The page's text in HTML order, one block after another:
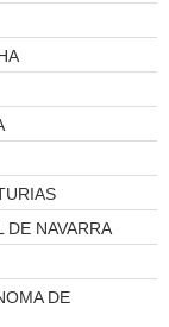
DE NAVARRA
DE